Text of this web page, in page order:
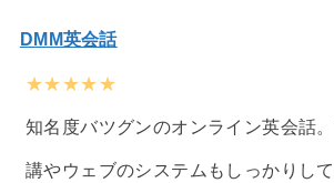
DMM英会話
★★★★★
知名度バツグンのオンライン英会話
講やウェブのシステムもしっかりし